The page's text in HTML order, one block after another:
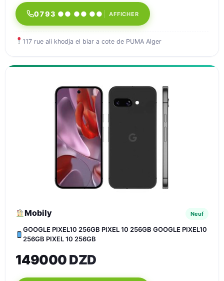
0793 ●● ●● ●● AFFICHER
117 rue ali khodja el biar a cote de PUMA Alger
Mobily Neuf
GOOGLE PIXEL10 256GB PIXEL 10 256GB GOOGLE PIXEL10
256GB PIXEL 10 256GB
149000 DZD